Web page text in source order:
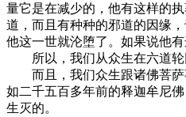
量它是在减少的，他有这样的
道，而且有种种的邪道的因缘
他这一世就沦堕了。如果说他
所以，我们从众生在六道轮
而且，我们众生跟诸佛菩萨
如二千五百多年前的释迦牟尼
生灭的。